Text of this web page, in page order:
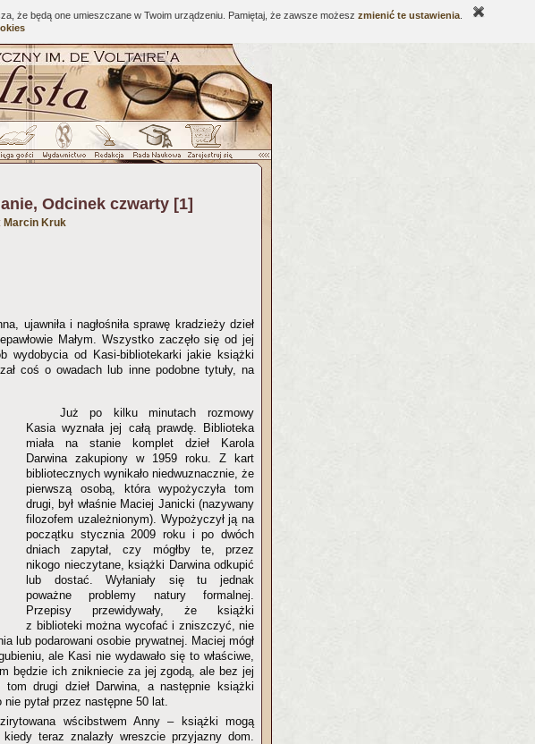
że będą one umieszczane w Twoim urządzeniu. Pamiętaj, że zawsze możesz zmienić te ustawienia
Odcinek czwarty [1]
Marcin Kruk
ujawniła i nagłośniła sprawę kradzieży dzieł
Małym. Wszystko zaczęło się od jej
wydobycia od Kasi-bibliotekarki jakie książki
coś o owadach lub inne podobne tytuły, na
Już po kilku minutach rozmowy
Kasia wyznała jej całą prawdę. Biblioteka
miała na stanie komplet dzieł Karola
Darwina zakupiony w 1959 roku. Z kart
bibliotecznych wynikało niedwuznacznie, że
pierwszą osobą, która wypożyczyła tom
drugi, był właśnie Maciej Janicki (nazywany
filozofem uzależnionym). Wypożyczył ją na
początku stycznia 2009 roku i po dwóch
dniach zapytał, czy mógłby te, przez
nikogo nieczytane, książki Darwina odkupić
lub dostać. Wyłaniały się tu jednak
poważne problemy natury formalnej.
Przepisy przewidywały, że książki
z biblioteki można wycofać i zniszczyć, nie
lub podarowani osobie prywatnej. Maciej mógł
ale Kasi nie wydawało się to właściwe,
będzie ich znikniecie za jej zgodą, ale bez jej
drugi dzieł Darwina, a następnie książki
pytał przez następne 50 lat.
wścibstwem Anny – książki mogą
teraz znalazły wreszcie przyjazny dom.